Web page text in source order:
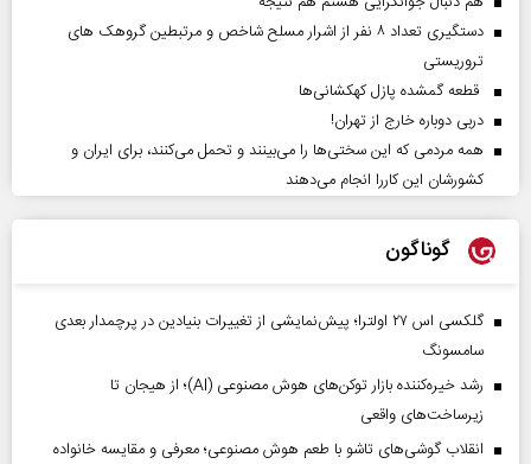
دستگیری تعداد ۸ نفر از اشرار مسلح شاخص و مرتبطین گروهک های
تروریستی
قطعه گمشده پازل کهکشانی‌ها
دربی دوباره خارج از تهران!
همه مردمی که این سختی‌ها را می‌بینند و تحمل می‌کنند، برای ایران و
کشورشان این کاررا انجام می‌دهند
گوناگون
گلکسی اس ۲۷ اولترا؛ پیش‌نمایشی از تغییرات بنیادین در پرچمدار بعدی
سامسونگ
رشد خیره‌کننده بازار توکن‌های هوش مصنوعی (AI)؛ از هیجان تا
زیرساخت‌های واقعی
انقلاب گوشی‌های تاشو‌ با طعم هوش مصنوعی؛ معرفی و مقایسه خانواده